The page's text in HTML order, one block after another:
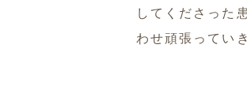
してくださった
わせ頑張ってい